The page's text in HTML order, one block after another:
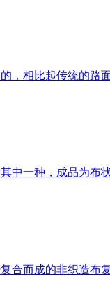
，相比起传统的路
中一种，成品为布
合而成的非织造布